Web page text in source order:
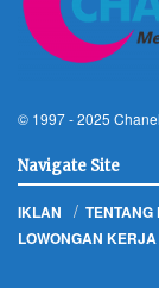
© 1997 - 2025
Navigate Site
IKLAN TENTANG
LOWONGAN KERJA